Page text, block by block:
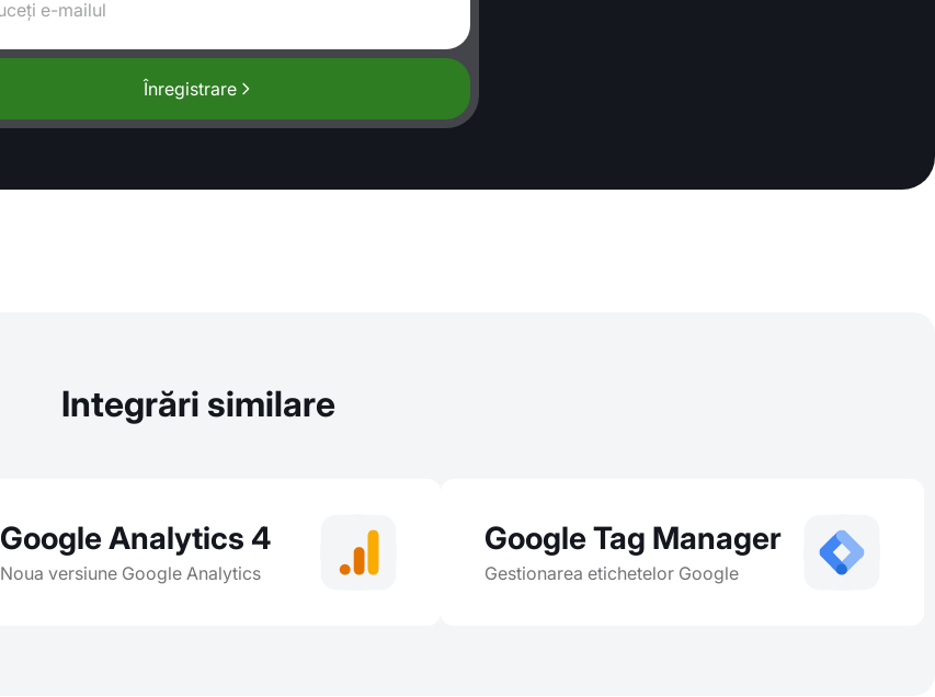
Înregistrare
Integrări similare
Google Analytics 4
Noua versiune Google Analytics
Google Tag Manager
Gestionarea etichetelor Google